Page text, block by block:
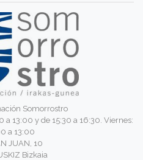
Somorrostro
a 13:00 y de 15:30 a 16:30. Viernes:
a 13:00
JUAN, 10
Bizkaia